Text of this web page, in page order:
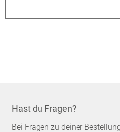
Hast du Fragen?
Bei Fragen zu deiner